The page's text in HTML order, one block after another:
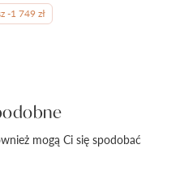
-1 749 zł
mogą Ci się spodobać